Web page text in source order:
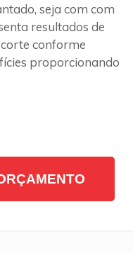
seja com com
resultados de
conforme
proporcionando